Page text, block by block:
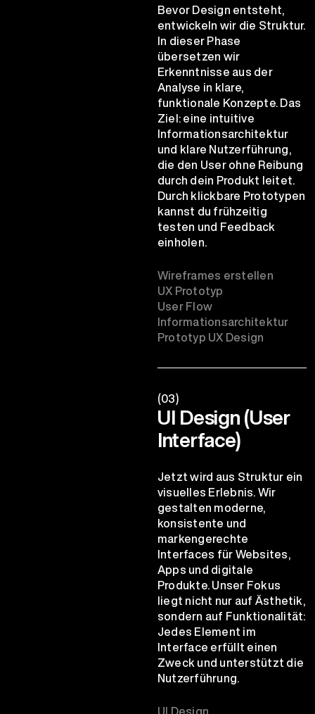
Bevor Design entsteht,
entwickeln wir die Struktur.
In dieser Phase
übersetzen wir
Erkenntnisse aus der
Analyse in klare,
funktionale Konzepte. Das
Ziel: eine intuitive
Informationsarchitektur
und klare Nutzerführung,
die den User ohne Reibung
durch dein Produkt leitet.
Durch klickbare Prototypen
kannst du frühzeitig
testen und Feedback
einholen.
Wireframes erstellen
UX Prototyp
User Flow
Informationsarchitektur
Prototyp UX Design
(03)
UI Design (User
Interface)
Jetzt wird aus Struktur ein
visuelles Erlebnis. Wir
gestalten moderne,
konsistente und
markengerechte
Interfaces für Websites,
Apps und digitale
Produkte. Unser Fokus
liegt nicht nur auf Ästhetik,
sondern auf Funktionalität:
Jedes Element im
Interface erfüllt einen
Zweck und unterstützt die
Nutzerführung.